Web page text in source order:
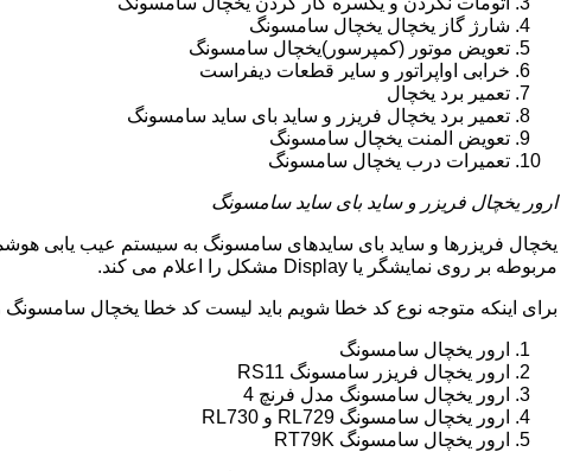
شارژ گاز یخچال یخچال سامسونگ
تعویض موتور (کمپرسور)یخچال سامسونگ
خرابی اواپراتور و سایر قطعات دیفراست
تعمیر برد یخچال
تعمیر برد یخچال فریزر و ساید بای ساید سامسونگ
تعویض المنت یخچال سامسونگ
تعمیرات درب یخچال سامسونگ
ارور یخچال فریزر و ساید بای ساید سامسونگ
یخچال فریزرها و ساید بای سایدهای سامسونگ به سیستم عیب یابی
مربوطه بر روی نمایشگر یا Display مشکل را اعلام می کند.
برای اینکه متوجه نوع کد خطا شویم باید لیست کد خطا یخچال سامسونگ
ارور یخچال سامسونگ
ارور یخچال فریزر سامسونگ RS11
ارور یخچال سامسونگ مدل فرنچ 4
ارور یخچال سامسونگ RL729 و RL730
ارور یخچال سامسونگ RT79K